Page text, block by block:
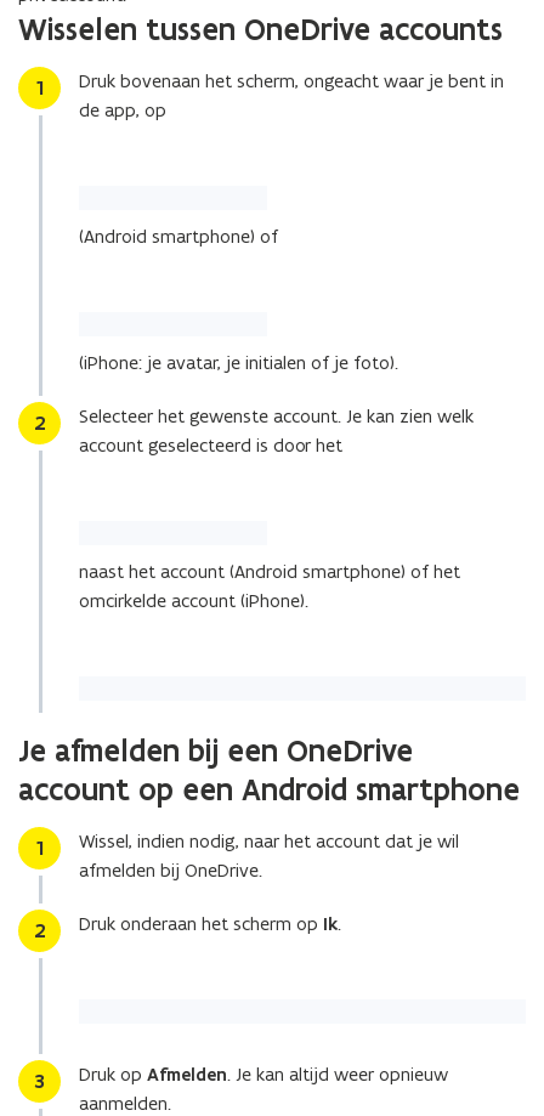
Wisselen tussen OneDrive accounts
Stap
1
Druk bovenaan het scherm, ongeacht waar je bent in
de app, op
(Android smartphone) of
(iPhone: je avatar, je initialen of je foto).
Stap
2
Selecteer het gewenste account. Je kan zien welk
account geselecteerd is door het
naast het account (Android smartphone) of het
omcirkelde account (iPhone).
Je afmelden bij een OneDrive
account op een Android smartphone
Stap
1
Wissel, indien nodig, naar het account dat je wil
afmelden bij OneDrive.
Stap
2 Druk onderaan het scherm op Ik.
Stap
3 Druk op Afmelden. Je kan altijd weer opnieuw
aanmelden.